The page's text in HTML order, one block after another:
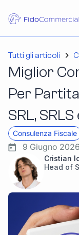
Tutti gli articoli
Miglior
Per
SRL,
Consulenza Fiscale
9 Giugno
Cristian
Head of